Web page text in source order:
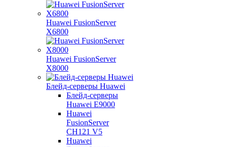
Huawei FusionServer
X6800
Huawei FusionServer
X8000
Блейд-серверы Huawei
Блейд-серверы
Huawei E9000
Huawei
FusionServer
CH121 V5
Huawei